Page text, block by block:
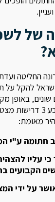
של
החליטה
להקל על
לפקודת הראיות
מאומת:
חתומה ע"י
כי עליו
הקבועים
על ידי